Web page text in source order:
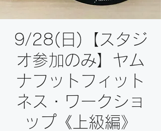
9/28(日)【スタジ
オ参加のみ】ヤム
ナフットフィット
ネス・ワークショ
ップ《上級編》